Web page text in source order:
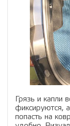
Грязь и капли
фиксируются,
попасть на